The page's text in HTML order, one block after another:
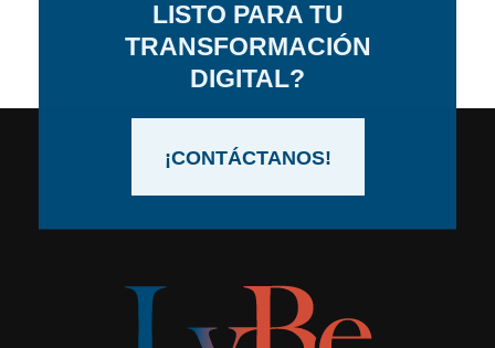
LISTO PARA TU
TRANSFORMACIÓN
DIGITAL?
¡CONTÁCTANOS!